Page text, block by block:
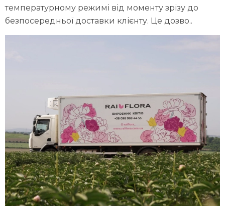
температурному режимі від моменту зрізу до
безпосередньої доставки клієнту. Це дозво..